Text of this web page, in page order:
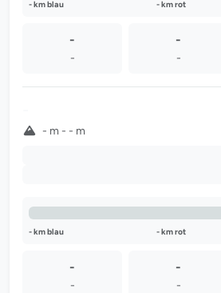
- km blau - km rot
-
-
-
-
- m - - m
- km blau - km rot
-
-
-
-